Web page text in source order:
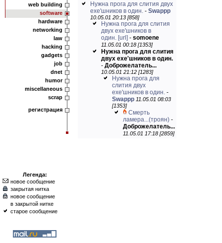
web building
software
hardware
networking
law
hacking
gadgets
job
dnet
humor
miscellaneous
scrap
регистрация
Легенда:
новое сообщение
закрытая нитка
новое сообщение
в закрытой нитке
старое сообщение
Нужна прога для слития двух
exe'шников в один. - Swappp
10.05.01 20:13 [858]
Нужна прога для слития
двух exe'шников в
один. [url] - somoene
11.05.01 00:18 [1353]
Нужна прога для слития
двух exe'шников в один.
- Доброжелатель...
10.05.01 21:12 [1283]
Нужна прога для
слития двух
exe'шников в один. -
Swappp 11.05.01 08:03
[1353]
Смерть
ламера...(троян) -
Доброжелатель...
11.05.01 17:18 [2859]